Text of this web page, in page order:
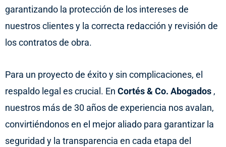
garantizando la protección de los intereses de
nuestros clientes y la correcta redacción y revisión de
los contratos de obra.
Para un proyecto de éxito y sin complicaciones, el
respaldo legal es crucial. En Cortés & Co. Abogados ,
nuestros más de 30 años de experiencia nos avalan,
convirtiéndonos en el mejor aliado para garantizar la
seguridad y la transparencia en cada etapa del